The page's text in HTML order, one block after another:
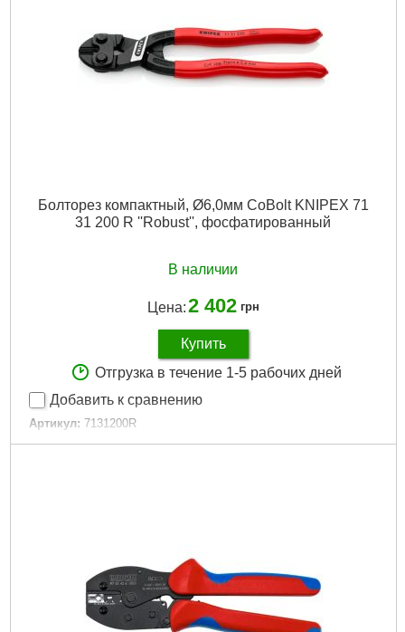
Болторез компактный, Ø6,0мм CoBolt KNIPEX 71
31 200 R ''Robust'', фосфатированный
В наличии
Цена:2 402 грн
Купить
Отгрузка в течение 1-5 рабочих дней
Добавить к сравнению
Артикул: 7131200R
Код товара: 30.92.91
Боковой
Габариты упаковки: 210x50x20 мм
Вес брутто: 350 г